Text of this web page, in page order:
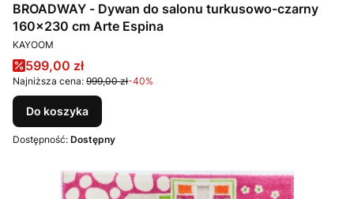
BROADWAY - Dywan do salonu turkusowo-czarny
160x230 cm Arte Espina
PRODUCENT
KAYOOM
Cena promocyjna
599,00 zł
Najniższa cena: 999,00 zł-40%
Do koszyka
Dostępność: Dostępny